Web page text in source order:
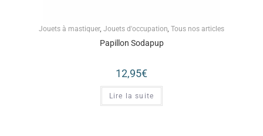
Jouets à mastiquer, Jouets d'occupation, Tous nos articles
Papillon Sodapup
12,95€
Lire la suite